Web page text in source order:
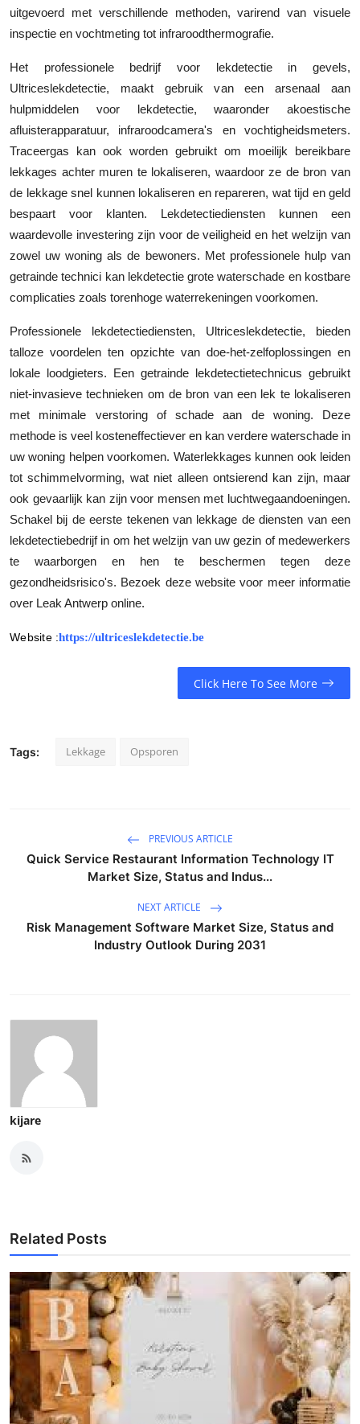
uitgevoerd met verschillende methoden, varirend van visuele
inspectie en vochtmeting tot infraroodthermografie.
Het professionele bedrijf voor lekdetectie in gevels,
Ultriceslekdetectie, maakt gebruik van een arsenaal aan
hulpmiddelen voor lekdetectie, waaronder akoestische
afluisterapparatuur, infraroodcamera's en vochtigheidsmeters.
Traceergas kan ook worden gebruikt om moeilijk bereikbare
lekkages achter muren te lokaliseren, waardoor ze de bron van
de lekkage snel kunnen lokaliseren en repareren, wat tijd en geld
bespaart voor klanten. Lekdetectiediensten kunnen een
waardevolle investering zijn voor de veiligheid en het welzijn van
zowel uw woning als de bewoners. Met professionele hulp van
getrainde technici kan lekdetectie grote waterschade en kostbare
complicaties zoals torenhoge waterrekeningen voorkomen.
Professionele lekdetectiediensten, Ultriceslekdetectie, bieden
talloze voordelen ten opzichte van doe-het-zelfoplossingen en
lokale loodgieters. Een getrainde lekdetectietechnicus gebruikt
niet-invasieve technieken om de bron van een lek te lokaliseren
met minimale verstoring of schade aan de woning. Deze
methode is veel kosteneffectiever en kan verdere waterschade in
uw woning helpen voorkomen. Waterlekkages kunnen ook leiden
tot schimmelvorming, wat niet alleen ontsierend kan zijn, maar
ook gevaarlijk kan zijn voor mensen met luchtwegaandoeningen.
Schakel bij de eerste tekenen van lekkage de diensten van een
lekdetectiebedrijf in om het welzijn van uw gezin of medewerkers
te waarborgen en hen te beschermen tegen deze
gezondheidsrisico's. Bezoek deze website voor meer informatie
over Leak Antwerp online.
Website :https://ultriceslekdetectie.be
Click Here To See More
Tags: Lekkage Opsporen
PREVIOUS ARTICLE
Quick Service Restaurant Information Technology IT
Market Size, Status and Indus...
NEXT ARTICLE
Risk Management Software Market Size, Status and
Industry Outlook During 2031
kijare
Related Posts